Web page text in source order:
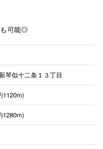
可能◎
琴似十二条１３丁目
1120m)
1280m)